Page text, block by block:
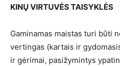
KINŲ VIRTUVĖS TAISYKLĖS
Gaminamas maistas turi būti
vertingas (kartais ir
ir gėrimai, pasižymintys